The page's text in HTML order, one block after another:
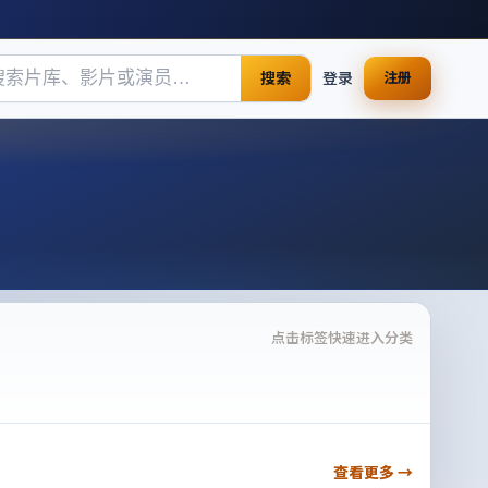
搜索 登录 注册
点击标签快速进入分类
查看更多 →